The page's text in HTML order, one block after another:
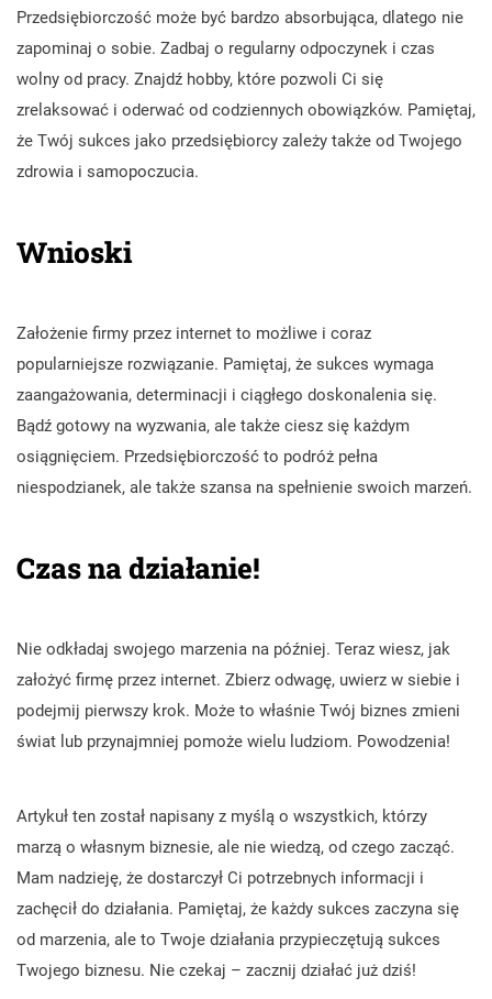
Przedsiębiorczość może być bardzo absorbująca, dlatego nie
zapominaj o sobie. Zadbaj o regularny odpoczynek i czas
wolny od pracy. Znajdź hobby, które pozwoli Ci się
zrelaksować i oderwać od codziennych obowiązków. Pamiętaj,
że Twój sukces jako przedsiębiorcy zależy także od Twojego
zdrowia i samopoczucia.
Wnioski
Założenie firmy przez internet to możliwe i coraz
popularniejsze rozwiązanie. Pamiętaj, że sukces wymaga
zaangażowania, determinacji i ciągłego doskonalenia się.
Bądź gotowy na wyzwania, ale także ciesz się każdym
osiągnięciem. Przedsiębiorczość to podróż pełna
niespodzianek, ale także szansa na spełnienie swoich marzeń.
Czas na działanie!
Nie odkładaj swojego marzenia na później. Teraz wiesz, jak
założyć firmę przez internet. Zbierz odwagę, uwierz w siebie i
podejmij pierwszy krok. Może to właśnie Twój biznes zmieni
świat lub przynajmniej pomoże wielu ludziom. Powodzenia!
Artykuł ten został napisany z myślą o wszystkich, którzy
marzą o własnym biznesie, ale nie wiedzą, od czego zacząć.
Mam nadzieję, że dostarczył Ci potrzebnych informacji i
zachęcił do działania. Pamiętaj, że każdy sukces zaczyna się
od marzenia, ale to Twoje działania przypieczętują sukces
Twojego biznesu. Nie czekaj – zacznij działać już dziś!